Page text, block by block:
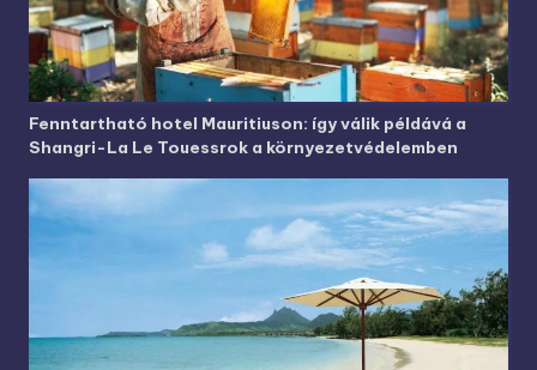
Fenntartható hotel Mauritiuson: így válik példává a
Shangri-La Le Touessrok a környezetvédelemben